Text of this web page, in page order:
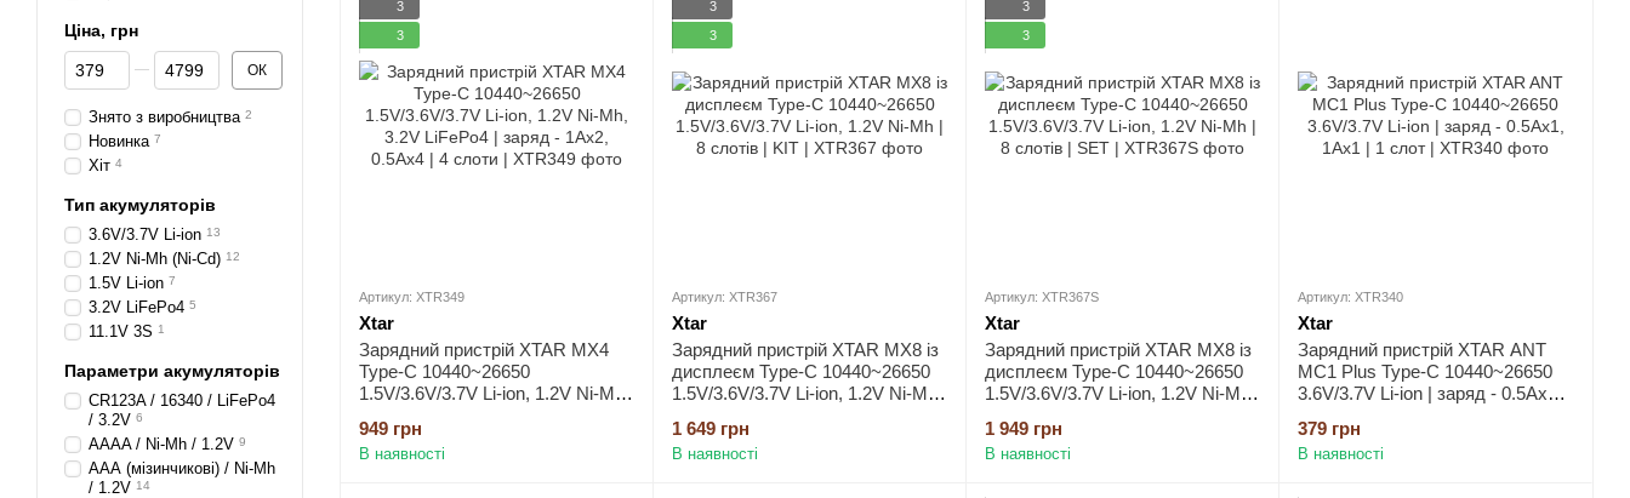
3
3
Артикул: XTR349
Xtar
Зарядний пристрій XTAR MX4
Type-C 10440~26650
1.5V/3.6V/3.7V Li-ion, 1.2V Ni-Mh,
0.5Ax4 | 4 слоти
949 грн
В наявності
3
3
Артикул: XTR367
Xtar
Зарядний пристрій XTAR MX8 із
дисплеєм Type-C 10440~26650
1.5V/3.6V/3.7V Li-ion, 1.2V Ni-Mh |
1 649 грн
В наявності
3
3
Артикул: XTR367S
Xtar
Зарядний пристрій XTAR MX8 із
дисплеєм Type-C 10440~26650
1.5V/3.6V/3.7V Li-ion, 1.2V Ni-Mh |
1 949 грн
В наявності
Артикул: XTR340
Xtar
Зарядний пристрій XTAR ANT
MC1 Plus Type-C 10440~26650
3.6V/3.7V Li-ion | заряд - 0.5Aх1,
379 грн
В наявності
Ціна, грн
Від Ціна, грн
До Ціна, грн ОК
Знято з виробництва 2
Новинка 7
Хіт 4
Тип акумуляторів
3.6V/3.7V Li-ion 13
1.2V Ni-Mh (Ni-Cd) 12
1.5V Li-ion 7
3.2V LiFePo4 5
11.1V 3S 1
Параметри акумуляторів
CR123A / 16340 / LiFePo4
/ 3.2V 6
АААA / Ni-Mh / 1.2V 9
ААА (мізинчикові) / Ni-Mh
/ 1.2V 14